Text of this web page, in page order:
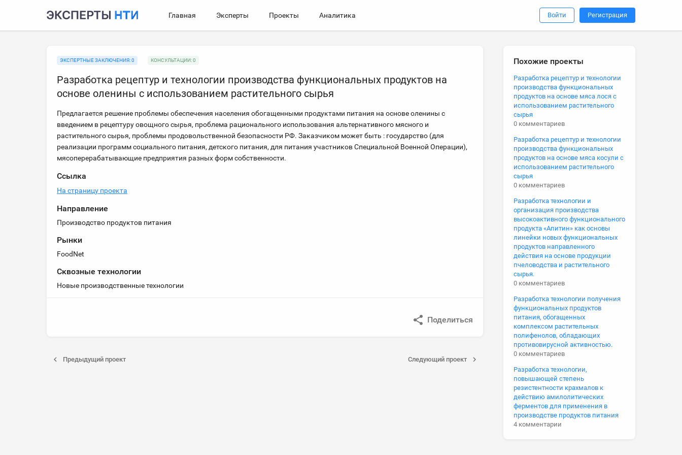
Главная Эксперты Проекты Аналитика Войти Регистрация
ЭКСПЕРТНЫЕ ЗАКЛЮЧЕНИЯ: 0 КОНСУЛЬТАЦИИ: 0
Разработка рецептур и технологии производства функциональных продуктов на
основе оленины с использованием растительного сырья
Предлагается решение проблемы обеспечения населения обогащенными продуктами питания на основе оленины с
введением в рецептуру овощного сырья, проблема рационального использования альтернативного мясного и
растительного сырья, проблемы продовольственной безопасности РФ. Заказчиком может быть : государство (для
реализации программ социального питания, детского питания, для питания участников Специальной Военной Операции),
мясоперерабатывающие предприятия разных форм собственности.
Ссылка
На страницу проекта
Направление
Производство продуктов питания
Рынки
FoodNet
Сквозные технологии
Новые производственные технологии
Поделиться
Предыдущий проект Следующий проект
Похожие проекты
Разработка рецептур и технологии
производства функциональных
продуктов на основе мяса лося с
использованием растительного
сырья
0 комментариев
Разработка рецептур и технологии
производства функциональных
продуктов на основе мяса косули с
использованием растительного
сырья
0 комментариев
Разработка технологии и
организация производства
высокоактивного функционального
продукта «Апитин» как основы
линейки новых функциональных
продуктов направленного
действия на основе продукции
пчеловодства и растительного
сырья.
0 комментариев
Разработка технологии получения
функциональных продуктов
питания, обогащенных
комплексом растительных
полифенолов, обладающих
противовирусной активностью.
0 комментариев
Разработка технологии,
повышающей степень
резистентности крахмалов к
действию амилолитических
ферментов для применения в
производстве продуктов питания
4 комментарии